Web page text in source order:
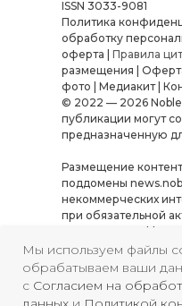
Мы используем файлы
обрабатываем ваши
с Согласием на
ISSN 3033-9081
Политика
обработку
оферта | Правила
размещения |
фото | Медиакит|
© 2022 — 2026
публикации могут
предназначенную
Размещение
поддомены
некоммерческих
при обязательной
источник — Nobls.ru
Использование
целях, а также их
распространение в
письменного